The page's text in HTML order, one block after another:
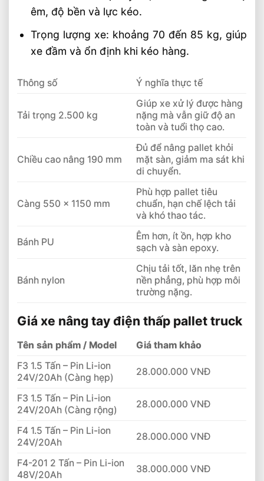
êm, độ bền và lực kéo.
Trọng lượng xe: khoảng 70 đến 85 kg, giúp
xe đầm và ổn định khi kéo hàng.
Thông số Ý nghĩa thực tế
Tải trọng 2.500 kg
Giúp xe xử lý được hàng
nặng mà vẫn giữ độ an
toàn và tuổi thọ cao.
Chiều cao nâng 190 mm
Đủ để nâng pallet khỏi
mặt sàn, giảm ma sát khi
di chuyển.
Càng 550 x 1150 mm
Phù hợp pallet tiêu
chuẩn, hạn chế lệch tải
và khó thao tác.
Bánh PU
Êm hơn, ít ồn, hợp kho
sạch và sàn epoxy.
Bánh nylon
Chịu tải tốt, lăn nhẹ trên
nền phẳng, phù hợp môi
trường nặng.
Giá xe nâng tay điện thấp pallet truck
Tên sản phẩm / Model
Giá tham khảo
F3 1.5 Tấn – Pin Li-ion
24V/20Ah (Càng hẹp)
28.000.000 VNĐ
F3 1.5 Tấn – Pin Li-ion
24V/20Ah (Càng rộng)
28.000.000 VNĐ
F4 1.5 Tấn – Pin Li-ion
24V/20Ah
28.000.000 VNĐ
F4-201 2 Tấn – Pin Li-ion
48V/20Ah
38.000.000 VNĐ